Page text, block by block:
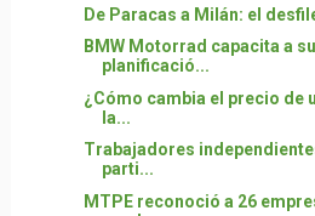
De Paracas a Milán: el
BMW Motorrad capacita a
planificació...
¿Cómo cambia el precio de
la...
Trabajadores
parti...
MTPE reconoció a 26